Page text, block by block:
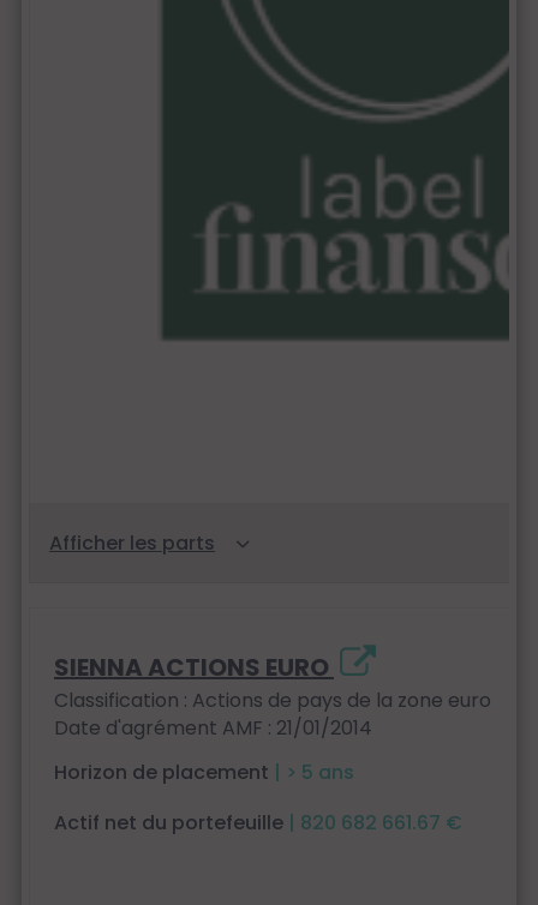
SIENNA ACTIONS EURO
Classification : Actions de pays de la zone euro
Date d'agrément AMF : 21/01/2014
Horizon de placement | > 5 ans
Actif net du portefeuille | 820 682 661.67 €